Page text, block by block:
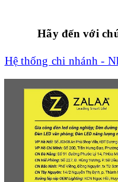
Hãy đến với
Hệ thống chi nhánh -